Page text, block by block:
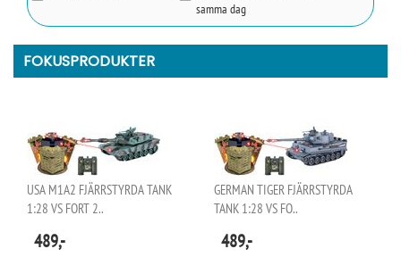
samma dag
FOKUSPRODUKTER
USA M1A2 FJÄRRSTYRDA TANK
1:28 VS FORT 2..
489,-
GERMAN TIGER FJÄRRSTYRDA
TANK 1:28 VS FO..
489,-